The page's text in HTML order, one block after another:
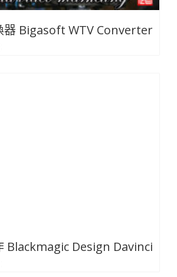
器 Bigasoft WTV Converter
Blackmagic Design Davinci